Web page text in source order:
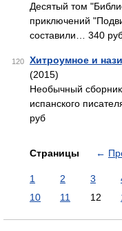
Десятый том
приключений
составили… 340
120 Хитроумное и
(2015)
Необычный
испанского
руб
Страницы ←
1 2 3
10
11 12